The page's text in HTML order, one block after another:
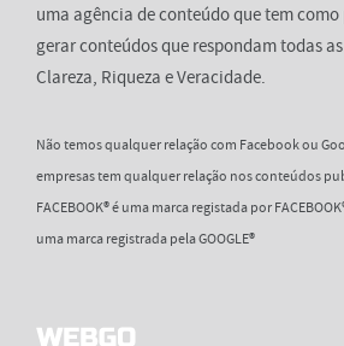
uma agência de conteúdo que tem
gerar conteúdos que respondam todas
Clareza, Riqueza e Veracidade.
Não temos qualquer relação com Facebook ou
empresas tem qualquer relação nos conteúdos
FACEBOOK® é uma marca registada por
uma marca registrada pela GOOGLE®